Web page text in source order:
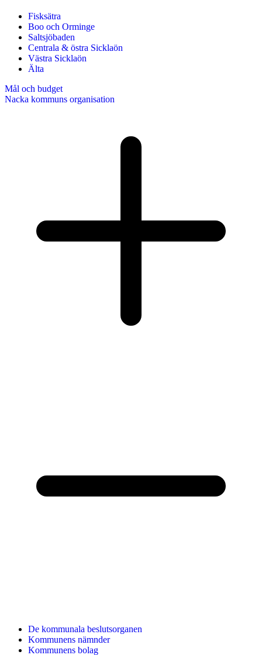
Fisksätra
Boo och Orminge
Saltsjöbaden
Centrala & östra Sicklaön
Västra Sicklaön
Älta
Mål och budget
Nacka kommuns organisation
De kommunala beslutsorganen
Kommunens nämnder
Kommunens bolag